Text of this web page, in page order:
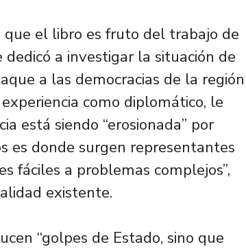
el libro es fruto del trabajo de
a investigar la situación de
a las democracias de la región
como diplomático, le
está siendo “erosionada” por
es donde surgen representantes
fáciles a problemas complejos”,
existente.
“golpes de Estado, sino que